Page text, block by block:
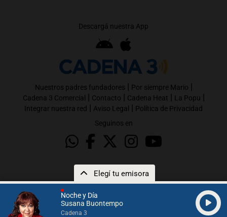
Noche y Día
Susana Buontempo
Cadena 3
Elegí tu emisora
Descargá nuestra App
Nuestros padres fundadores | Por siempre Mario |
Cadena 3 Comercial | Contacto | Cadena Heat | La Popu |
Integrar nuestra red | Aviso Legal | Política de Privacidad
Seguinos en